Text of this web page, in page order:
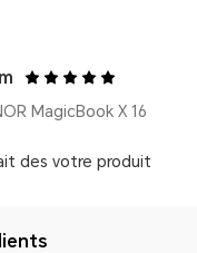
MagicBook X 16
des votre produit